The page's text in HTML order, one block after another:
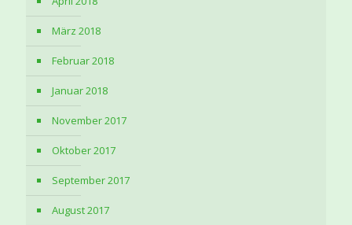
März 2018
Februar 2018
Januar 2018
November 2017
Oktober 2017
September 2017
August 2017